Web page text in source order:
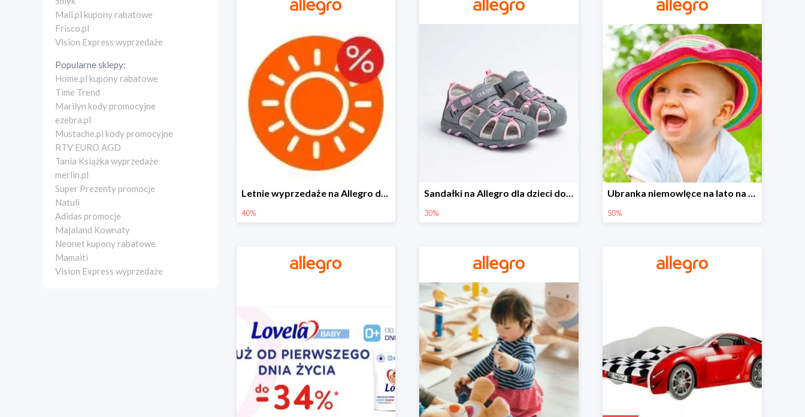
Mall.pl kupony rabatowe
Frisco.pl
Vision Express wyprzedaże
Popularne sklepy:
Home.pl kupony rabatowe
Time Trend
Marilyn kody promocyjne
ezebra.pl
Mustache.pl kody promocyjne
RTV EURO AGD
Tania Książka wyprzedaże
merlin.pl
Super Prezenty promocje
Natuli
Adidas promocje
Majaland Kownaty
Neonet kupony rabatowe
Mamaiti
Vision Express wyprzedaże
Letnie wyprzedaże na Allegro do -40%
40%
Sandałki na Allegro dla dzieci do -30%
30%
Ubranka niemowlęce na lato na Allegro do -50%
50%